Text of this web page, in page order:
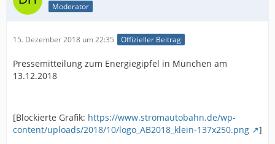
Moderator
15. Dezember 2018 um 22:35 Offizieller Beitrag
Pressemitteilung zum Energiegipfel in München am
13.12.2018
[Blockierte Grafik: https://www.stromautobahn.de/wp-
content/uploads/2018/10/logo_AB2018_klein-137x250.png
]